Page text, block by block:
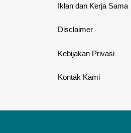
Iklan dan Kerja Sama
Disclaimer
Kebijakan Privasi
Kontak Kami